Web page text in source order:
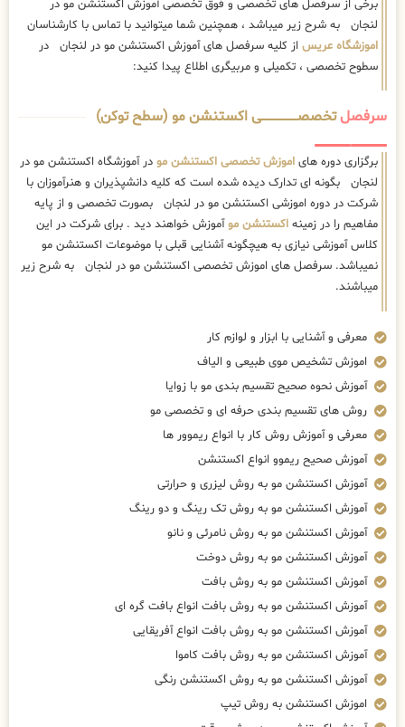
برخی از سرفصل های تخصصی و فوق تخصصی آموزش اکستنشن مو در
لنجان به شرح زیر میباشد ، همچنین شما میتوانید با تماس با کارشناسان
اموزشگاه عریس از کلیه سرفصل های آموزش اکستنشن مو در لنجان در
سطوح تخصصی ، تکمیلی و مربیگری اطلاع پیدا کنید:
سرفصلتخصصــــــــــــــــــــی اکستنشن مو (سطح توکن)
برگزاری دوره های اموزش تخصصی اکستنشن مو در آموزشگاه اکستنشن مو در
لنجان بگونه ای تدارک دیده شده است که کلیه دانشپذیران و هنرآموزان با
شرکت در دوره اموزشی اکستنشن مو در لنجان بصورت تخصصی و از پایه
مفاهیم را در زمینه اکستنشن موآموزش خواهند دید . برای شرکت در این
کلاس آموزشی نیازی به هیچگونه آشنایی قبلی با موضوعات اکستنشن مو
نمیباشد. سرفصل های اموزش تخصصی اکستنشن مو در لنجان به شرح زیر
میباشند.
معرفی و آشنایی با ابزار و لوازم کار
اموزش تشخیص موی طبیعی و الیاف
آموزش نحوه صحیح تقسیم بندی مو با زوایا
روش های تقسیم بندی حرفه ای و تخصصی مو
معرفی و آموزش روش کار با انواع ریموور ها
آموزش صحیح ریموو انواع اکستنشن
آموزش اکستنشن مو به روش لیزری و حرارتی
آموزش اکستنشن مو به روش تک رینگ و دو رینگ
آموزش اکستنشن مو به روش نامرئی و نانو
آموزش اکستنشن مو به روش دوخت
آموزش اکستنشن مو به روش بافت
آموزش اکستنشن مو به روش بافت انواع بافت گره ای
آموزش اکستنشن مو به روش بافت انواع آفریقایی
آموزش اکستنشن مو به روش بافت کاموا
آموزش اکستنشن مو به روش اکستنشن رنگی
اموزش اکستنشن به روش تیپ